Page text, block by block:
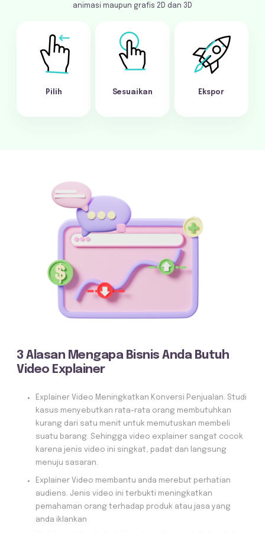
animasi maupun grafis 2D dan 3D
Pilih Sesuaikan Ekspor
3 Alasan Mengapa Bisnis Anda Butuh
Video Explainer
Explainer Video Meningkatkan Konversi Penjualan. Studi
kasus menyebutkan rata-rata orang membutuhkan
kurang dari satu menit untuk memutuskan membeli
suatu barang. Sehingga video explainer sangat cocok
karena jenis video ini singkat, padat dan langsung
menuju sasaran.
Explainer Video membantu anda merebut perhatian
audiens. Jenis video ini terbukti meningkatkan
pemahaman orang terhadap produk atau jasa yang
anda iklankan